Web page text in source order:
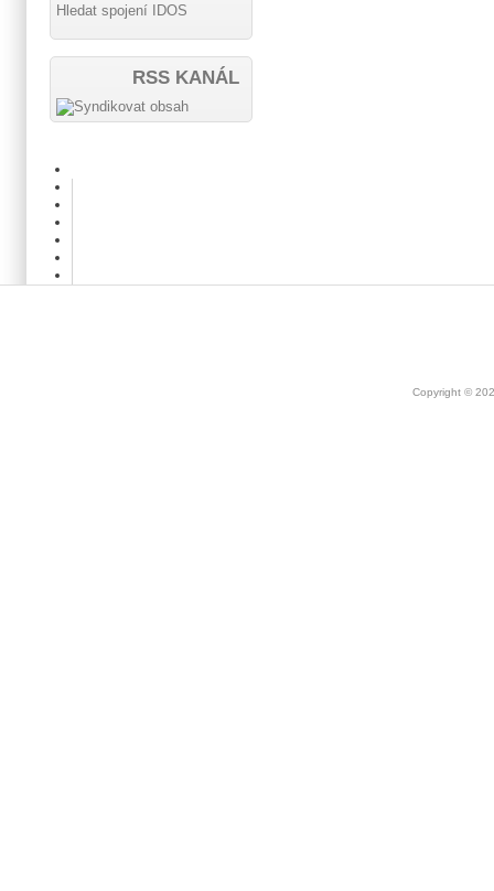
Hledat spojení IDOS
RSS KANÁL
Copyright ©